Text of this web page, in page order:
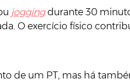
joggingdurante 30
O exercício físico
de um PT, mas há